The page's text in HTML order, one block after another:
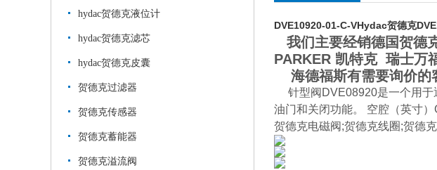
hydac贺德克液位计
hydac贺德克滤芯
hydac贺德克皮囊
贺德克过滤器
贺德克传感器
贺德克蓄能器
贺德克溢流阀
DVE10920-01-C-VHydac贺德克
我们主要经销德国贺德
PARKER 凯特克 瑞士万
海德福斯有需要询价的
针型阀DVE08920是一个用
油门和关闭功能。 空腔（英寸
贺德克电磁阀;贺德克线圈;贺德